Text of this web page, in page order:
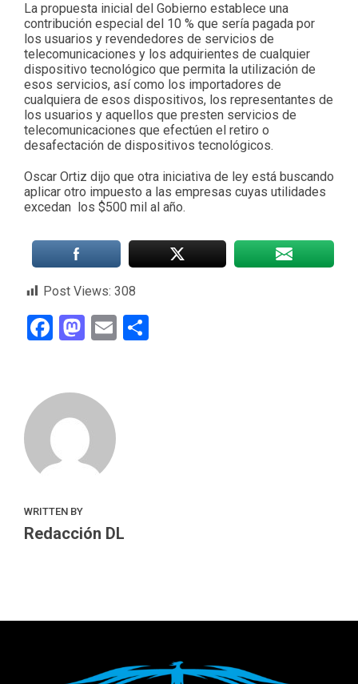
La propuesta inicial del Gobierno establece una
contribución especial del 10 % que sería pagada por
los usuarios y revendedores de servicios de
telecomunicaciones y los adquirientes de cualquier
dispositivo tecnológico que permita la utilización de
esos servicios, así como los importadores de
cualquiera de esos dispositivos, los representantes de
los usuarios y aquellos que presten servicios de
telecomunicaciones que efectúen el retiro o
desafectación de dispositivos tecnológicos.
Oscar Ortiz dijo que otra iniciativa de ley está buscando
aplicar otro impuesto a las empresas cuyas utilidades
excedan los $500 mil al año.
Post Views: 308
Facebook
Mastodon
Email
WRITTEN BY
Redacción DL